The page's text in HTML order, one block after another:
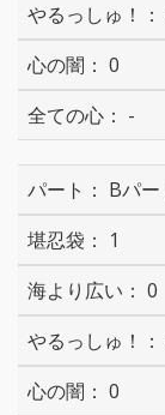
0
-
Bパー
1
0
0